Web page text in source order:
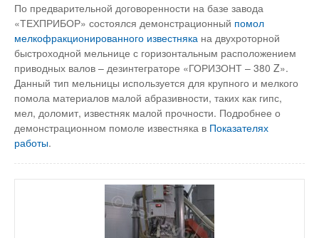
По предварительной договоренности на базе завода
«ТЕХПРИБОР» состоялся демонстрационный помол
мелкофракционированного известняка на двухроторной
быстроходной мельнице с горизонтальным расположением
приводных валов – дезинтеграторе «ГОРИЗОНТ – 380 Z».
Данный тип мельницы используется для крупного и мелкого
помола материалов малой абразивности, таких как гипс,
мел, доломит, известняк малой прочности. Подробнее о
демонстрационном помоле известняка в Показателях
работы.